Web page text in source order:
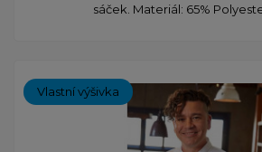
sáček. Materiál: 65%
Vlastní výšivka